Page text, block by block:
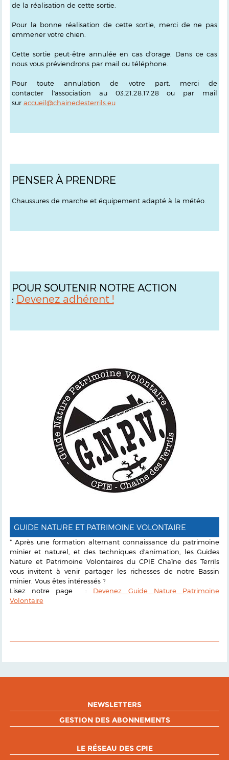
de la réalisation de cette sortie.
Pour la bonne réalisation de cette sortie, merci de ne pas
emmener votre chien.
Cette sortie peut-être annulée en cas d'orage. Dans ce cas
nous vous préviendrons par mail ou téléphone.
Pour toute annulation de votre part, merci de
contacter l'association au 03.21.28.17.28 ou par mail
sur accueil@chainedesterrils.eu
PENSER À PRENDRE
Chaussures de marche et équipement adapté à la météo.
POUR SOUTENIR NOTRE ACTION
: Devenez adhérent !
GUIDE NATURE ET PATRIMOINE VOLONTAIRE
* Après une formation alternant connaissance du patrimoine
minier et naturel, et des techniques d'animation, les Guides
Nature et Patrimoine Volontaires du CPIE Chaîne des Terrils
vous invitent à venir partager les richesses de notre Bassin
minier. Vous êtes intéressés ?
Lisez notre page : Devenez Guide Nature Patrimoine
Volontaire
NEWSLETTERS
GESTION DES ABONNEMENTS
LE RÉSEAU DES CPIE